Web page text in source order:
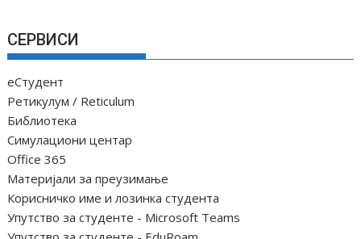
СЕРВИСИ
еСтудент
Ретикулум / Reticulum
Библиотека
Симулациони центар
Office 365
Материјали за преузимање
Корисничко име и лозинка студента
Упутство за студенте - Microsoft Teams